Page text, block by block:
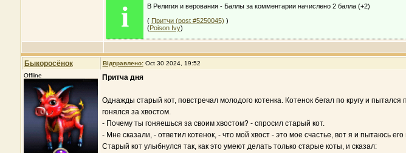
i
В Религия и верования - Баллы за комментарии начислено 2 балла (+2)
( Притчи (post #5250045) )
(Poison Ivy)
Быкоросёнок Відправлено: Oct 30 2024, 19:52
Offline
Притча дня
Однажды старый кот, повстречал молодого котенка. Котенок бегал по кругу и
гонялся за хвостом.
- Почему ты гоняешься за своим хвостом? - спросил старый кот.
- Мне сказали, - ответил котенок, - что мой хвост - это мое счастье, вот я и пытаюсь
Старый кот улыбнулся так, как это умеют делать только старые коты, и сказал: